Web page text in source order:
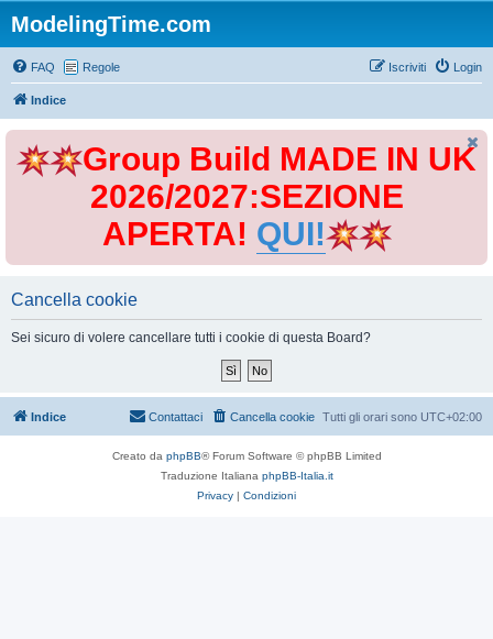
ModelingTime.com
FAQ Regole Login
Iscriviti
Indice
Group Build MADE IN UK
2026/2027:SEZIONE
APERTA! QUI!
Cancella cookie
Sei sicuro di volere cancellare tutti i cookie di questa Board?
Indice Tutti gli orari sono UTC+02:00
Cancella cookie
Contattaci
Creato da phpBB® Forum Software © phpBB Limited
Traduzione Italiana phpBB-Italia.it
Privacy | Condizioni